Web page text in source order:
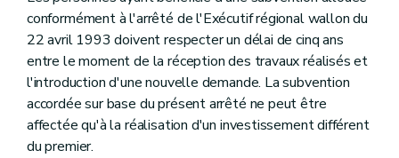
conformément à l'arrêté de l'Exécutif régional wallon du
22 avril 1993 doivent respecter un délai de cinq ans
entre le moment de la réception des travaux réalisés et
l'introduction d'une nouvelle demande. La subvention
accordée sur base du présent arrêté ne peut être
affectée qu'à la réalisation d'un investissement différent
du premier.